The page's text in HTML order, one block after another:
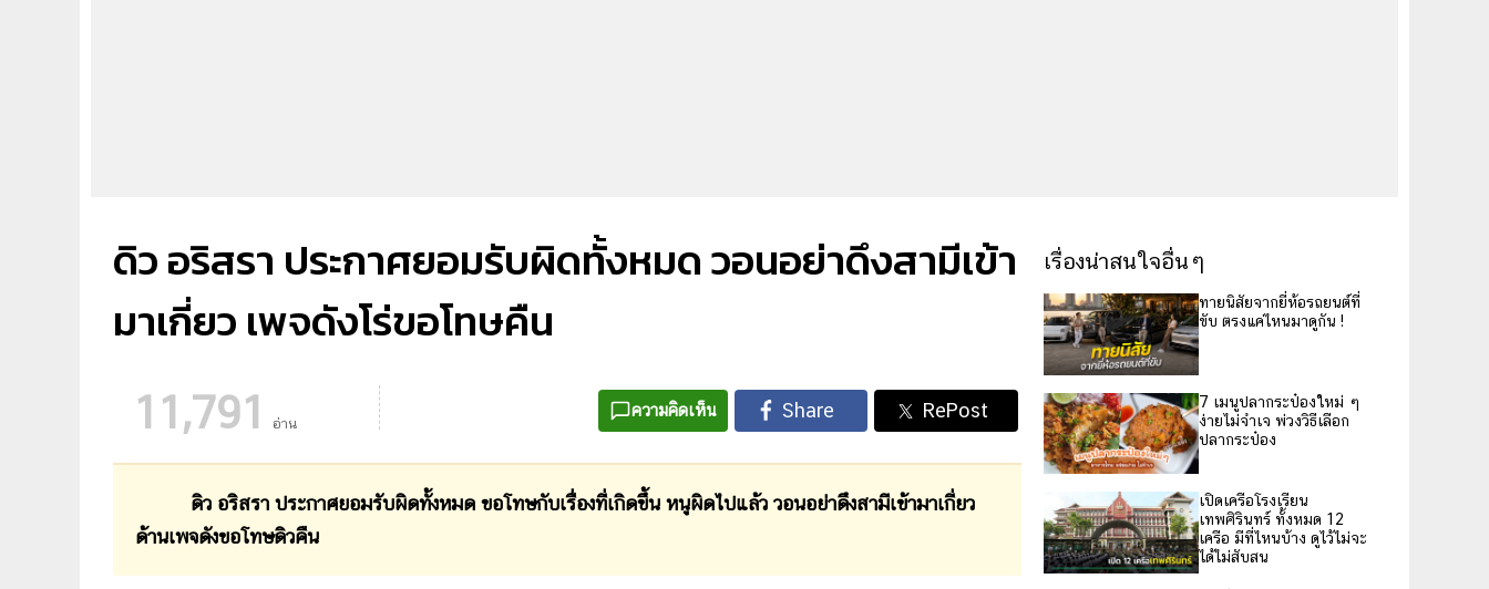
ดิว อริสรา ประกาศยอมรับผิดทั้งหมด วอนอย่าดึงสามีเข้า
มาเกี่ยว เพจดังโร่ขอโทษคืน
11,791 อ่าน
ความคิดเห็น
ดิว อริสรา ประกาศยอมรับผิดทั้งหมด ขอโทษกับเรื่องที่เกิดขึ้น หนูผิดไปแล้ว วอนอย่าดึงสามีเข้ามาเกี่ยว
ด้านเพจดังขอโทษดิวคืน
เรื่องน่าสนใจอื่นๆ
ทายนิสัยจากยี่ห้อรถยนต์ที่
ขับ ตรงแค่ไหนมาดูกัน !
7 เมนูปลากระป๋องใหม่ ๆ
ง่ายไม่จำเจ พ่วงวิธีเลือก
ปลากระป๋อง
เปิดเครือโรงเรียน
เทพศิรินทร์ ทั้งหมด 12
เครือ มีที่ไหนบ้าง ดูไว้ไม่จะ
ได้ไม่สับสน